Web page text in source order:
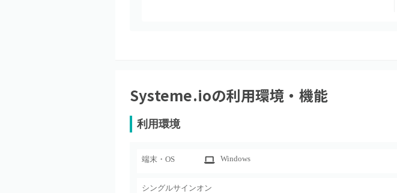
Systeme.ioの利用環境・機能
利用環境
端末・OS Windows
シングルサインオン